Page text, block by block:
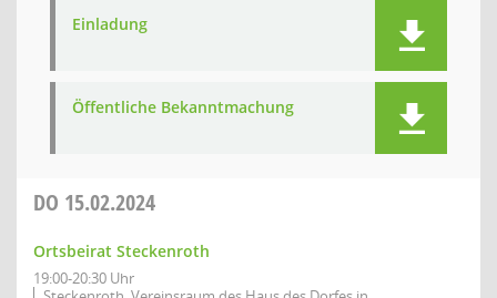
Einladung
Öffentliche Bekanntmachung
DO 15.02.2024
Ortsbeirat Steckenroth
19:00-20:30 Uhr